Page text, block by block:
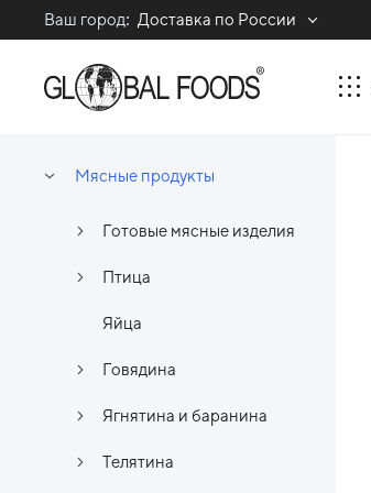
Ваш город: Доставка по России
Мясные продукты
Готовые мясные изделия
Птица
Яйца
Говядина
Ягнятина и баранина
Телятина